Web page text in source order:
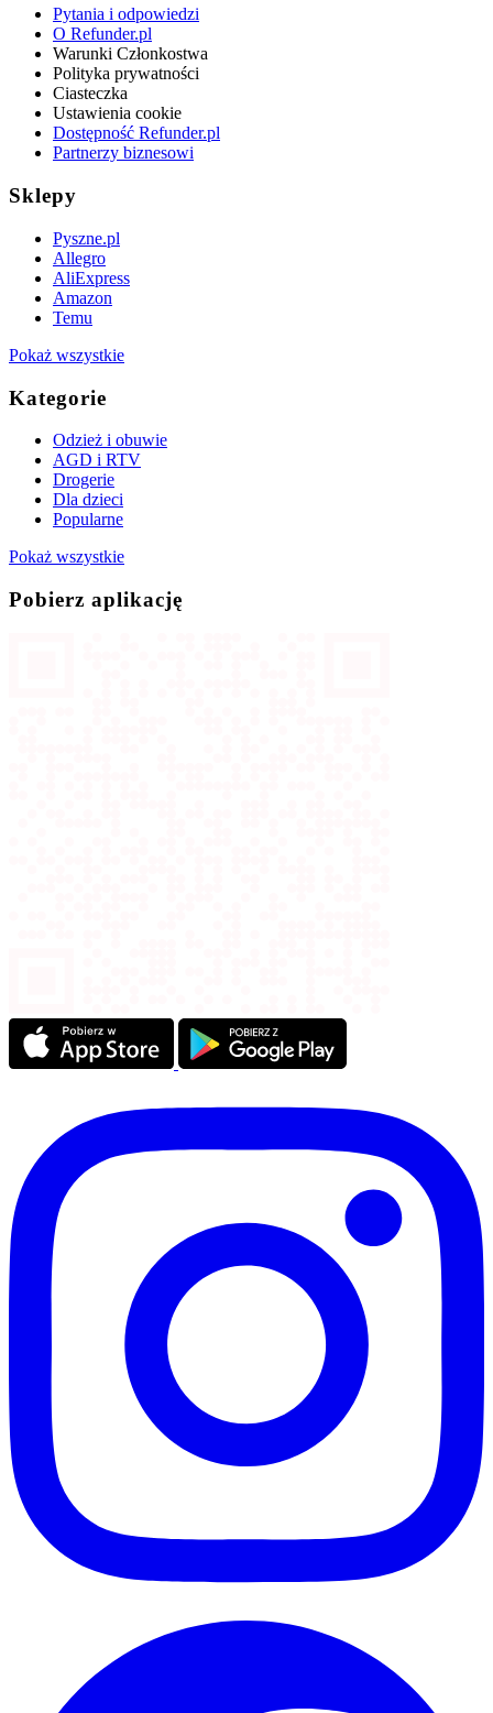
Pytania i odpowiedzi
O Refunder.pl
Warunki Członkostwa
Polityka prywatności
Ciasteczka
Ustawienia cookie
Dostępność Refunder.pl
Partnerzy biznesowi
Sklepy
Pyszne.pl
Allegro
AliExpress
Amazon
Temu
Pokaż wszystkie
Kategorie
Odzież i obuwie
AGD i RTV
Drogerie
Dla dzieci
Popularne
Pokaż wszystkie
Pobierz aplikację